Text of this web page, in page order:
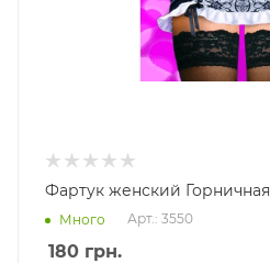
Фартук женский Горничная
Много Арт.: 3550
180 грн.